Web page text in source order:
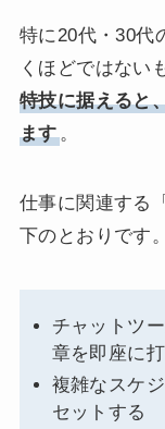
特に20代・30代
くほどではない
特技に据えると
ます。
仕事に関連する
下のとおりです。
チャットツ
章を即座に
複雑なスケ
セットする